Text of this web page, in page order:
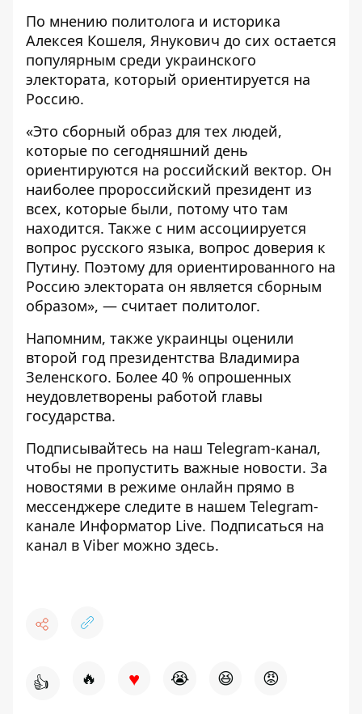
По мнению политолога и историка
Алексея Кошеля, Янукович до сих остается
популярным среди украинского
электората, который ориентируется на
Россию.
«Это сборный образ для тех людей,
которые по сегодняшний день
ориентируются на российский вектор. Он
наиболее пророссийский президент из
всех, которые были, потому что там
находится. Также с ним ассоциируется
вопрос русского языка, вопрос доверия к
Путину. Поэтому для ориентированного на
Россию электората он является сборным
образом», — считает политолог.
Напомним, также украинцы оценили
второй год президентства Владимира
Зеленского. Более 40 % опрошенных
неудовлетворены работой главы
государства.
Подписывайтесь на наш Telegram-канал,
чтобы не пропустить важные новости. За
новостями в режиме онлайн прямо в
мессенджере следите в нашем Telegram-
канале Информатор Live. Подписаться на
канал в Viber можно здесь.
👍 🔥 ♥ 😭 😆 😡